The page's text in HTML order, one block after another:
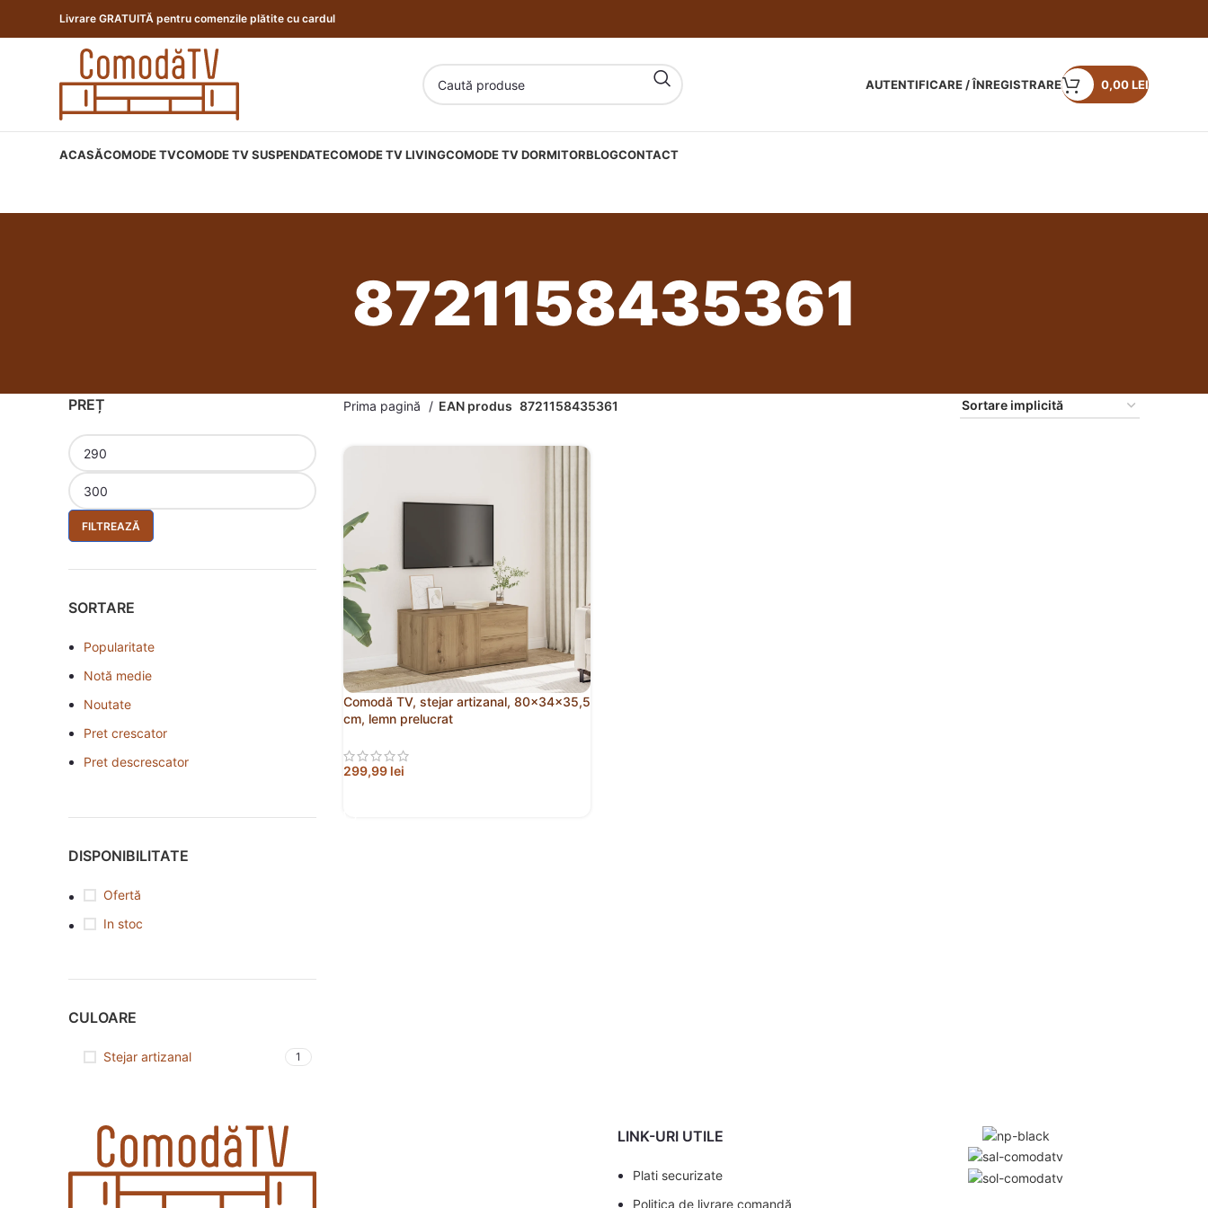
Livrare GRATUITĂ pentru comenzile plătite cu cardul
AUTENTIFICARE / ÎNREGISTRARE 0,00LEI
ACASĂCOMODE TVCOMODE TV SUSPENDATECOMODE TV LIVINGCOMODE TV DORMITORBLOGCONTACT
8721158435361
PREȚ
FILTREAZĂ
SORTARE
Popularitate
Notă medie
Noutate
Pret crescator
Pret descrescator
DISPONIBILITATE
Ofertă
In stoc
CULOARE
Stejar artizanal 1
Prima pagină EAN produs 8721158435361
Comodă TV, stejar artizanal, 80x34x35,5
cm, lemn prelucrat
299,99 lei
LINK-URI UTILE
Plati securizate
Politica de livrare comandă